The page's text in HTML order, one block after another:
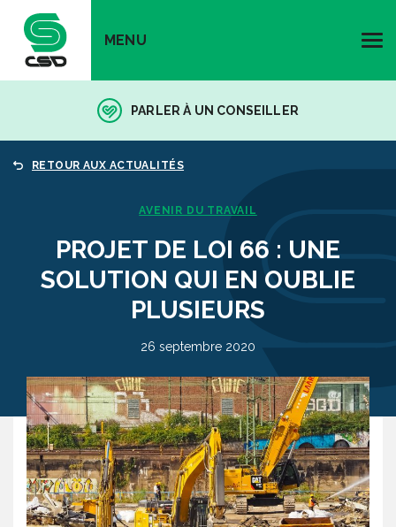
MENU
PARLER À UN CONSEILLER
RETOUR AUX ACTUALITÉS
AVENIR DU TRAVAIL
PROJET DE LOI 66 : UNE
SOLUTION QUI EN OUBLIE
PLUSIEURS
26 septembre 2020